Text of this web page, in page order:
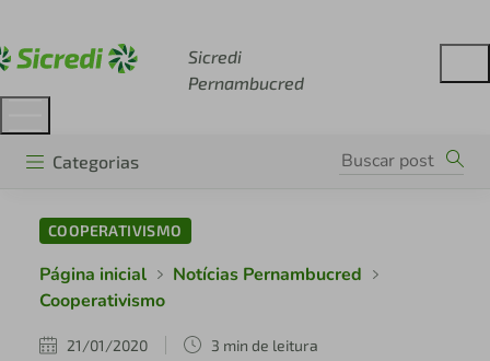
Sicredi
Pernambucred
Categorias
COOPERATIVISMO
Página inicial
Notícias Pernambucred
Cooperativismo
21/01/2020 3 min de leitura